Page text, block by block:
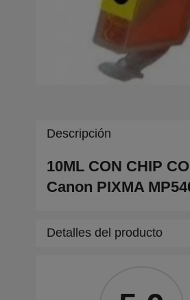
Descripción
10ML CON CHIP
Canon PIXMA
Detalles del producto